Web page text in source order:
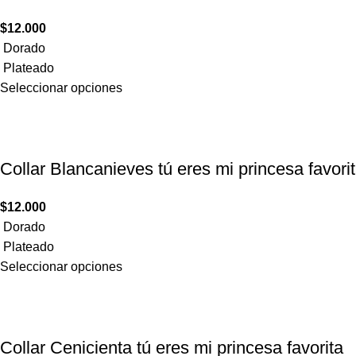
$12.000
Dorado
Plateado
Seleccionar opciones
Collar Blancanieves tú eres mi princesa
$12.000
Dorado
Plateado
Seleccionar opciones
Collar Cenicienta tú eres mi princesa ​favorita